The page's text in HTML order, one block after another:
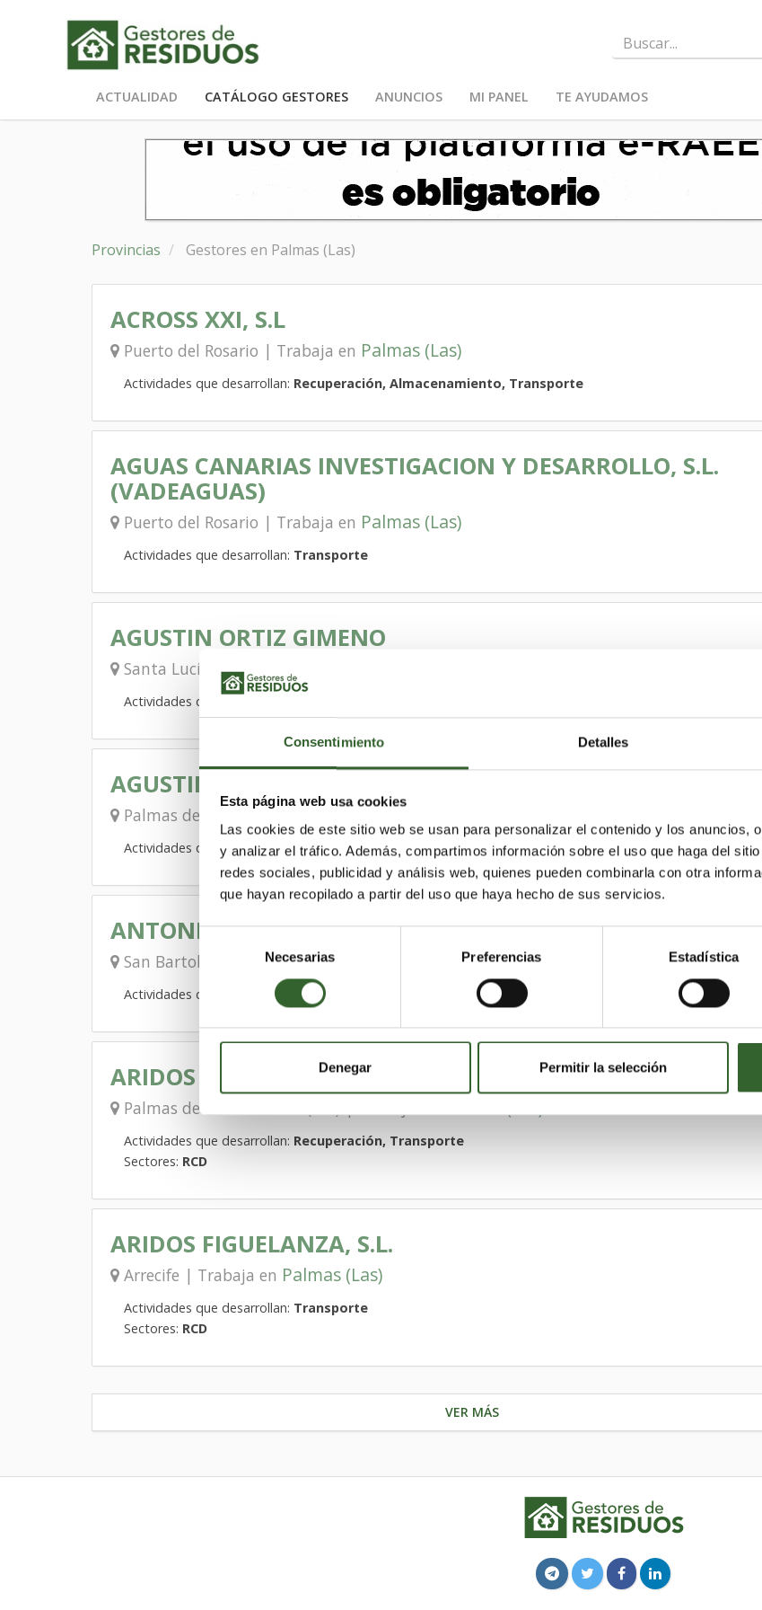
Consentimiento Detalles
Esta página web usa cookies
Las cookies de este sitio web se usan para personalizar el contenido y los anuncios,
y analizar el tráfico. Además, compartimos información sobre el uso que haga del
redes sociales, publicidad y análisis web, quienes pueden combinarla con otra
que hayan recopilado a partir del uso que haya hecho de sus servicios.
Selección
de
consentimiento
Necesarias Preferencias Estadística
Denegar Permitir la selección
ACTUALIDAD CATÁLOGO GESTORES ANUNCIOS MI PANEL TE AYUDAMOS
Provincias Gestores en Palmas (Las)
ACROSS XXI, S.L
Puerto del Rosario | Trabaja en Palmas (Las)
Actividades que desarrollan: Recuperación, Almacenamiento, Transporte
AGUAS CANARIAS INVESTIGACION Y DESARROLLO, S.L.
(VADEAGUAS)
Puerto del Rosario | Trabaja en Palmas (Las)
Actividades que desarrollan: Transporte
AGUSTIN ORTIZ GIMENO
Santa Lucía de Tirajana | Trabaja en
Actividades que desarrollan:
AGUSTIN TAVIO PERDOMO
Palmas de Gran Canaria (Las) | Trabaja en
Actividades que desarrollan:Transporte
ANTONIO GONZÁLEZ LÓPEZ
San Bartolomé de Tirajana | Trabaja en Palmas (Las)
Actividades que desarrollan: Recuperación, Eliminación
ARIDOS CANARIOS, S.L.(ARICAN)
Palmas de Gran Canaria (Las) | Trabaja en
Actividades que desarrollan: Recuperación, Transporte
Sectores: RCD
ARIDOS FIGUELANZA, S.L.
Arrecife | Trabaja en Palmas (Las)
Actividades que desarrollan: Transporte
Sectores: RCD
VER MÁS